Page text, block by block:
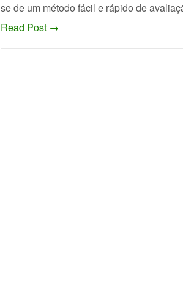
se de um método fácil e rápido de
Read Post →